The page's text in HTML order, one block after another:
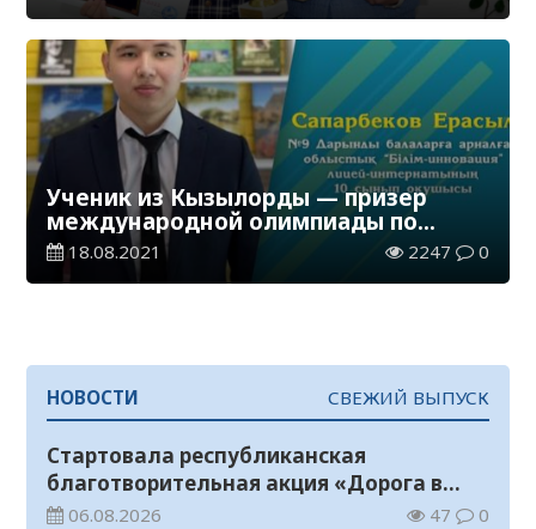
Ученик из Кызылорды — призер
международной олимпиады по
географии
18.08.2021 2247 0
НОВОСТИ СВЕЖИЙ ВЫПУСК
Стартовала республиканская
благотворительная акция «Дорога в
школу»
06.08.2026 47 0